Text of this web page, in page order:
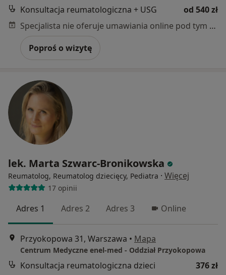
Konsultacja reumatologiczna + USG
od 540 zł
Specjalista nie oferuje umawiania online pod tym adresem.
Poproś o wizytę
lek. Marta Szwarc-Bronikowska
Reumatolog, Reumatolog dziecięcy, Pediatra · Więcej
17 opinii
Adres 1 Adres 2 Adres 3 Online
Przyokopowa 31, Warszawa • Mapa
Centrum Medyczne enel-med - Oddział Przyokopowa
Konsultacja reumatologiczna dzieci
376 zł